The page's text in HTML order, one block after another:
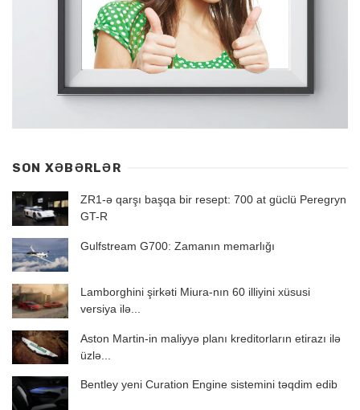
SON XƏBƏRLƏR
ZR1-ə qarşı başqa bir resept: 700 at güclü Peregryn
GT-R
Gulfstream G700: Zamanın memarlığı
Lamborghini şirkəti Miura-nın 60 illiyini xüsusi
versiya ilə...
Aston Martin-in maliyyə planı kreditorların etirazı ilə
üzlə...
Bentley yeni Curation Engine sistemini təqdim edib